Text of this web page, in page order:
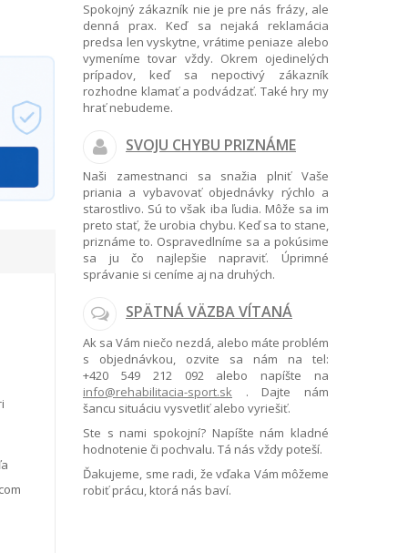
Spokojný zákazník nie je pre nás frázy, ale
denná prax. Keď sa nejaká reklamácia
predsa len vyskytne, vrátime peniaze alebo
vymeníme tovar vždy. Okrem ojedinelých
prípadov, keď sa nepoctivý zákazník
rozhodne klamať a podvádzať. Také hry my
hrať nebudeme.
SVOJU CHYBU PRIZNÁME
Naši zamestnanci sa snažia plniť Vaše
priania a vybavovať objednávky rýchlo a
starostlivo. Sú to však iba ľudia. Môže sa im
preto stať, že urobia chybu. Keď sa to stane,
priznáme to. Ospravedlníme sa a pokúsime
sa ju čo najlepšie napraviť. Úprimné
správanie si ceníme aj na druhých.
SPÄTNÁ VÄZBA VÍTANÁ
Ak sa Vám niečo nezdá, alebo máte problém
s objednávkou, ozvite sa nám na tel:
+420 549 212 092alebo napíšte na
info@rehabilitacia-sport.sk . Dajte nám
šancu situáciu vysvetliť alebo vyriešiť.
Ste s nami spokojní? Napíšte nám kladné
hodnotenie či pochvalu. Tá nás vždy poteší.
Ďakujeme, sme radi, že vďaka Vám môžeme
robiť prácu, ktorá nás baví.